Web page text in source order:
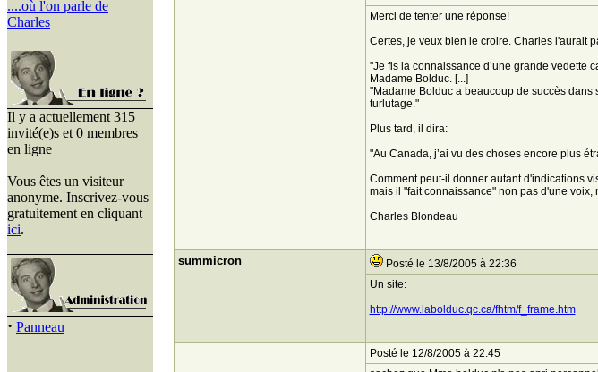
....où l'on parle de
Charles
Il y a actuellement 315
invité(e)s et 0 membres
en ligne
Vous êtes un visiteur
anonyme. Inscrivez-vous
gratuitement en cliquant
ici.
· Panneau
Merci de tenter une réponse!
Certes, je veux bien le croire. Charles l'aurait
"Je fis la connaissance d’une grande vedette
Madame Bolduc. [...]
"Madame Bolduc a beaucoup de succès
turlutage."
Plus tard, il dira:
"Au Canada, j’ai vu des choses encore plus
Comment peut-il donner autant d'indications
mais il "fait connaissance" non pas d'une
Charles Blondeau
summicron
Posté le 13/8/2005 à 22:36
Un site:
http://www.labolduc.qc.ca/fhtm/f_frame.htm
Posté le 12/8/2005 à 22:45